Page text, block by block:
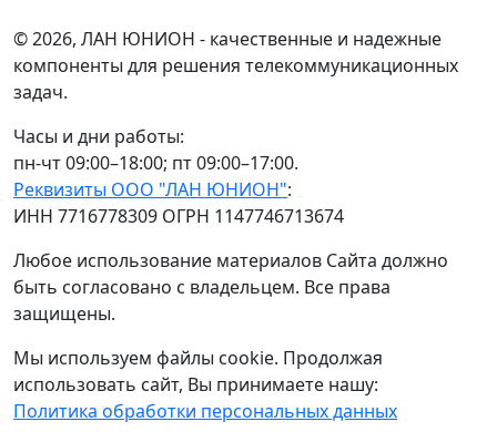
© 2026, ЛАН ЮНИОН - качественные и надежные
компоненты для решения телекоммуникационных
задач.
Часы и дни работы:
пн-чт 09:00–18:00; пт 09:00–17:00.
Реквизиты ООО "ЛАН ЮНИОН":
ИНН 7716778309 ОГРН 1147746713674
Любое использование материалов Сайта должно
быть согласовано с владельцем. Все права
защищены.
Мы используем файлы cookie. Продолжая
использовать сайт, Вы принимаете нашу:
Политика обработки персональных данных